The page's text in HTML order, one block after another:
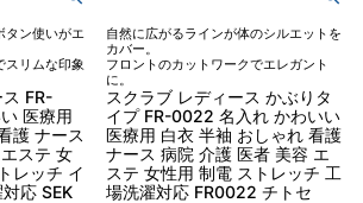
タン使いがエ
スリムな印象
FR-
医療用
護 ナース
ステ 女
レッチ イ
応 SEK
自然に広がるラインが体のシルエットを
カバー。
フロントのカットワークでエレガント
に。
スクラブ レディース かぶりタ
イプ FR-0022 名入れ かわいい
医療用 白衣 半袖 おしゃれ 看護
ナース 病院 介護 医者 美容 エ
ステ 女性用 制電 ストレッチ 工
場洗濯対応 FR0022 チトセ